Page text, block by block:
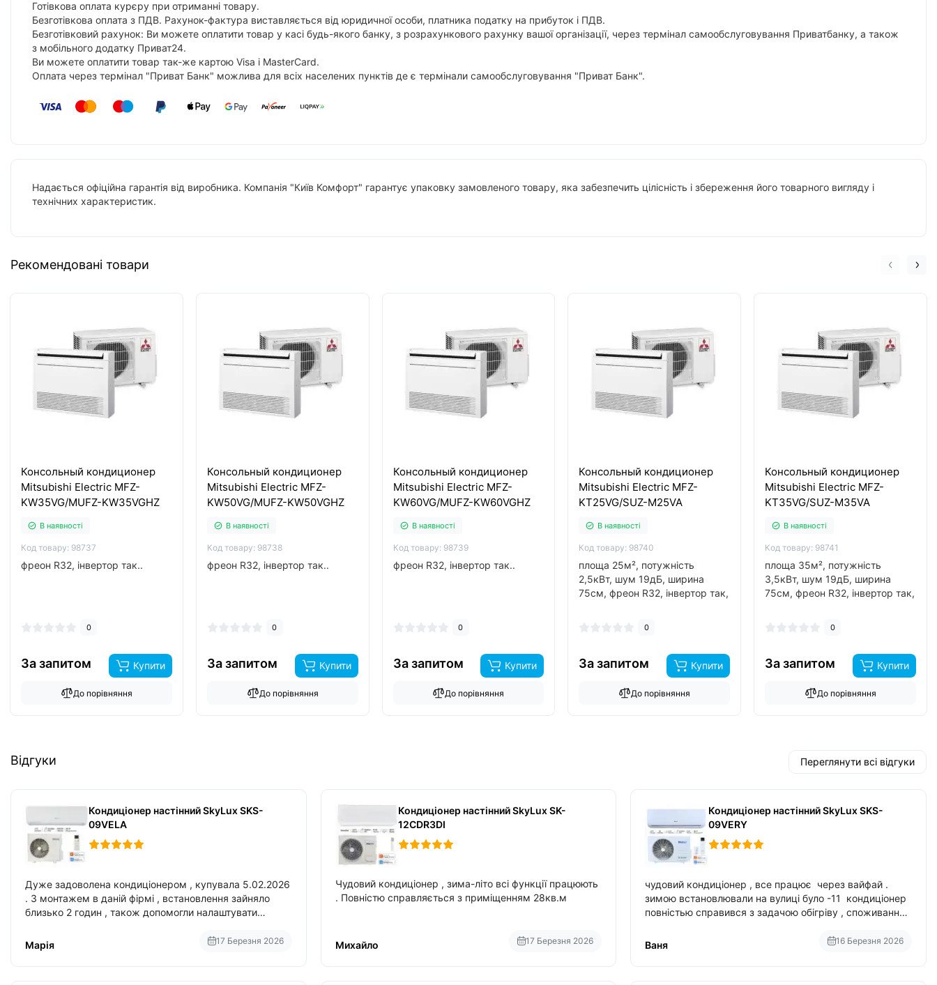
Готівкова оплата курєру при отриманні товару.
Безготівкова оплата з ПДВ. Рахунок-фактура виставляється від юридичної особи, платника податку на прибуток і ПДВ.
Безготівковий рахунок: Ви можете оплатити товар у касі будь-якого банку, з розрахункового рахунку вашої організації, через термінал самообслуговування Приватбанку, а також
з мобільного додатку Приват24.
Ви можете оплатити товар так-же картою Visa і MasterCard.
Оплата через термінал "Приват Банк" можлива для всіх населених пунктів де є термінали самообслуговування "Приват Банк".
Надається офіційна гарантія від виробника. Компанія "Київ Комфорт" гарантує упаковку замовленого товару, яка забезпечить цілісність і збереження його товарного вигляду і
технічних характеристик.
Рекомендовані товари
Консольный кондиционер
Mitsubishi Electric MFZ-
KW35VG/MUFZ-KW35VGHZ
В наявності
Код товару: 98737
фреон R32, інвертор так..
0
За запитом Купити
До порівняння
Консольный кондиционер
Mitsubishi Electric MFZ-
KW50VG/MUFZ-KW50VGHZ
В наявності
Код товару: 98738
фреон R32, інвертор так..
0
За запитом Купити
До порівняння
Консольный кондиционер
Mitsubishi Electric MFZ-
KW60VG/MUFZ-KW60VGHZ
В наявності
Код товару: 98739
фреон R32, інвертор так..
0
За запитом Купити
До порівняння
Консольный кондиционер
Mitsubishi Electric MFZ-
KT25VG/SUZ-M25VA
В наявності
Код товару: 98740
площа 25м², потужність
2,5кВт, шум 19дБ, ширина
75см, фреон R32, інвертор так,
0
За запитом Купити
До порівняння
Консольный кондиционер
Mitsubishi Electric MFZ-
KT35VG/SUZ-M35VA
В наявності
Код товару: 98741
площа 35м², потужність
3,5кВт, шум 19дБ, ширина
75см, фреон R32, інвертор так,
0
За запитом Купити
До порівняння
Відгуки Переглянути всі відгуки
Кондиціонер настінний SkyLux SKS-
09VELA
Дуже задоволена кондиціонером , купувала 5.02.2026
. З монтажем в даній фірмі , встановлення зайняло
близько 2 годин , також допомогли налаштувати
Марія
17 Березня 2026
Кондиціонер настінний SkyLux SK-
12CDR3DI
Чудовий кондиціонер , зима-літо всі функції працюють
. Повністю справляється з приміщенням 28кв.м
Михайло 17 Березня 2026
Кондиціонер настінний SkyLux SKS-
09VERY
чудовий кондиціонер , все працює через вайфай .
зимою встановлювали на вулиці було -11 кондиціонер
повністью справився з задачою обігріву , споживання
температури
Ваня 16 Березня 2026